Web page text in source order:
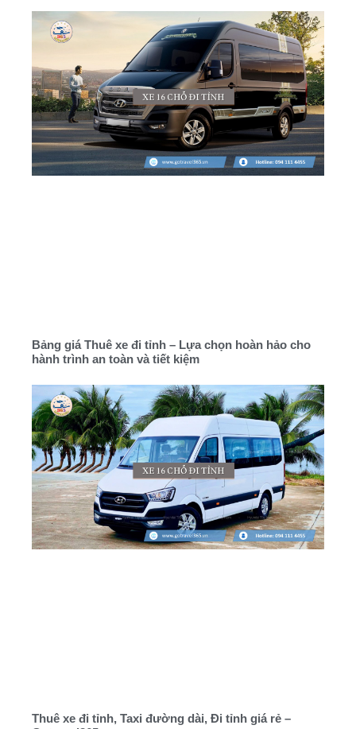
Bảng giá Thuê xe đi tỉnh – Lựa chọn hoàn hảo cho
hành trình an toàn và tiết kiệm
Thuê xe đi tỉnh, Taxi đường dài, Đi tỉnh giá rẻ –